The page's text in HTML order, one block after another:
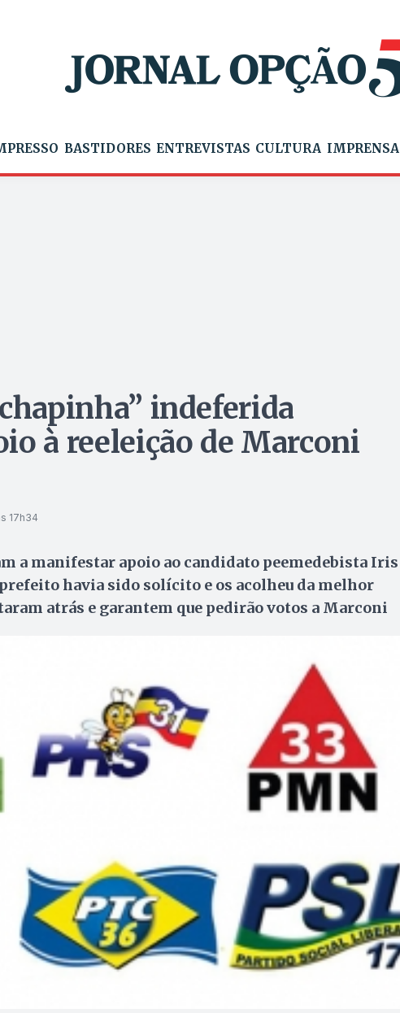
BASTIDORES ENTREVISTAS CULTURA IMPRENSA
indeferida
à reeleição de Marconi
17h34
a manifestar apoio ao candidato peemedebista Iris
havia sido solícito e os acolheu da melhor
atrás e garantem que pedirão votos a Marconi